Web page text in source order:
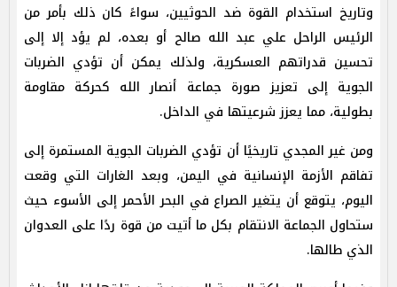
وتاريخ استخدام القوة ضد الحوثيين، سواءً كان ذلك بأمر من
الرئيس الراحل علي عبد الله صالح أو بعده، لم يؤد إلا إلى
تحسين قدراتهم العسكرية، ولذلك يمكن أن تؤدي الضربات
الجوية إلى تعزيز صورة جماعة أنصار الله كحركة مقاومة
بطولية، مما يعزز شرعيتها في الداخل.
ومن غير المجدي تاريخيًا أن تؤدي الضربات الجوية المستمرة إلى
تفاقم الأزمة الإنسانية في اليمن، وبعد الغارات التي وقعت
اليوم، يتوقع أن يتغير الصراع في البحر الأحمر إلى الأسوء حيث
ستحاول الجماعة الانتقام بكل ما أتيت من قوة ردًا على العدوان
الذي طالها.